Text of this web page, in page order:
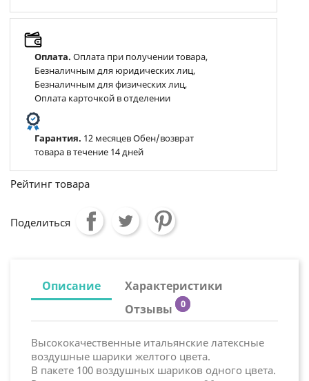
Оплата. Оплата при получении товара,
Безналичным для юридических лиц,
Безналичным для физических лиц,
Оплата карточкой в отделении
Гарантия. 12 месяцев Обен/возврат
товара в течение 14 дней
Рейтинг товара
Поделиться
Описание
Характеристики
Отзывы
0
Высококачественные итальянские латексные
воздушные шарики желтого цвета.
В пакете 100 воздушных шариков одного цвета.